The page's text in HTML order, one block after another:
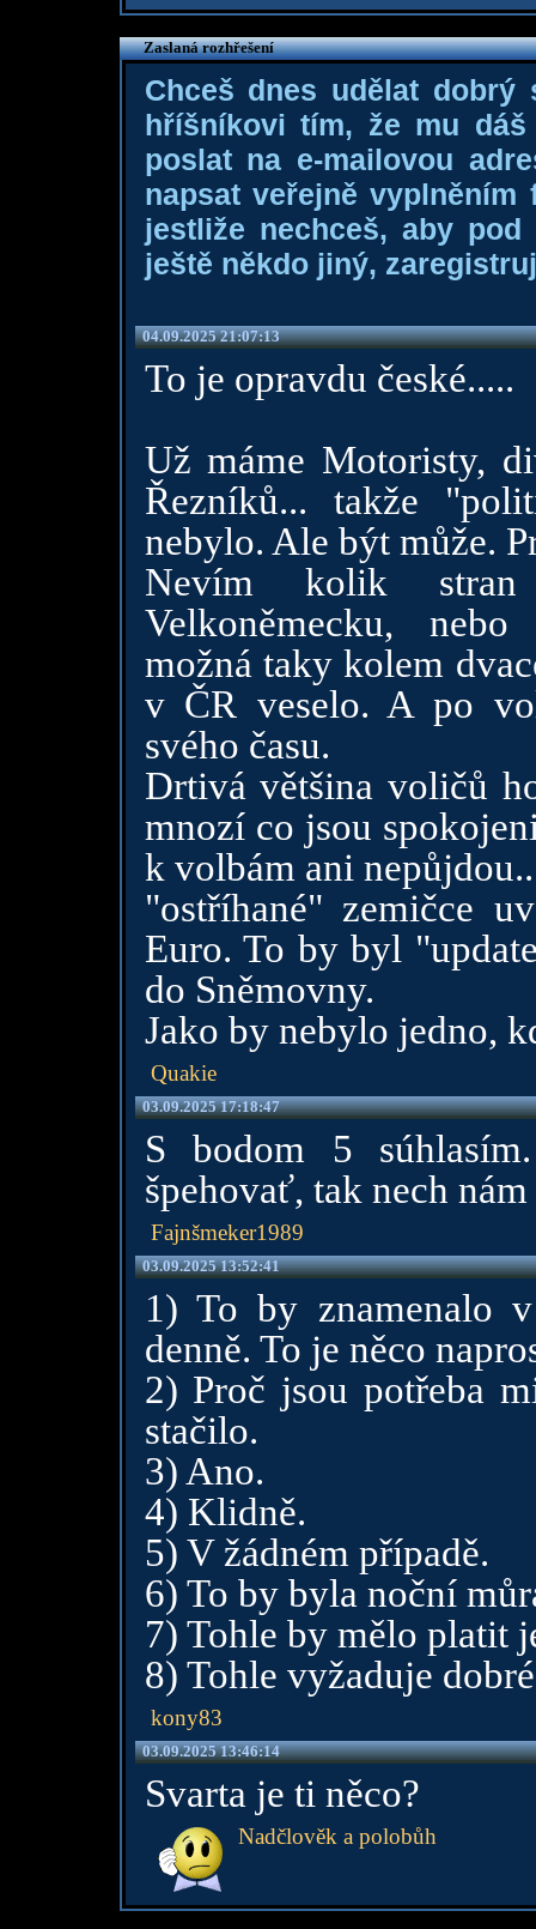
Zaslaná rozhřešení
Chceš dnes udělat dobrý
hříšníkovi tím, že mu
poslat na e-mailovou
napsat veřejně
jestliže nechceš, aby
ještě někdo jiný,
04.09.2025 21:07:13
To je opravdu české.....
Už máme Motoristy,
Řezníků... takže
nebylo. Ale být může.
Nevím kolik
Velkoněmecku,
možná taky kolem
v ČR veselo. A po
svého času.
Drtivá většina voličů
mnozí co jsou
k volbám ani
"ostříhané" zemičce
Euro. To by byl
do Sněmovny.
Jako by nebylo jedno,
Quakie
03.09.2025 17:18:47
S bodom 5
špehovať, tak nech
Fajnšmeker1989
03.09.2025 13:52:41
1) To by znamenalo
denně. To je něco
2) Proč jsou potřeba
stačilo.
3) Ano.
4) Klidně.
5) V žádném případě.
6) To by byla noční
7) Tohle by mělo platit
8) Tohle vyžaduje
kony83
03.09.2025 13:46:14
Svarta je ti něco?
Nadčlověk a polobůh